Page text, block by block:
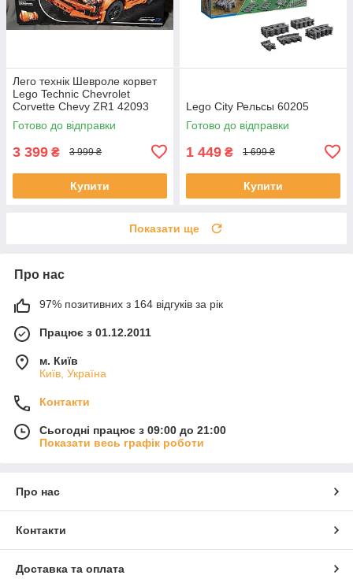
Лего технік Шевроле корвет
Lego Technic Chevrolet
Corvette Chevy ZR1 42093
Готово до відправки
3 399 ₴ 3 999 ₴
Купити
Lego City Рельсы 60205
Готово до відправки
1 449 ₴ 1 699 ₴
Купити
Показати ще
Про нас
97% позитивних з 164 відгуків за рік
Працює з 01.12.2011
м. Київ
Київ, Україна
Контакти
Сьогодні працює з 09:00 до 21:00
Показати весь графік роботи
Про нас
Контакти
Доставка та оплата